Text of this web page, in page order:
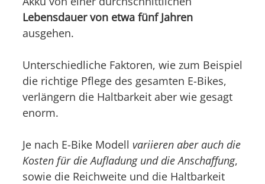
Lebensdauer von etwa fünf Jahren
ausgehen.
Unterschiedliche Faktoren, wie zum Beispiel
die richtige Pflege des gesamten E-Bikes,
verlängern die Haltbarkeit aber wie gesagt
enorm.
Je nach E-Bike Modell variieren aber auch die
Kosten für die Aufladung und die Anschaffung,
sowie die Reichweite und die Haltbarkeit